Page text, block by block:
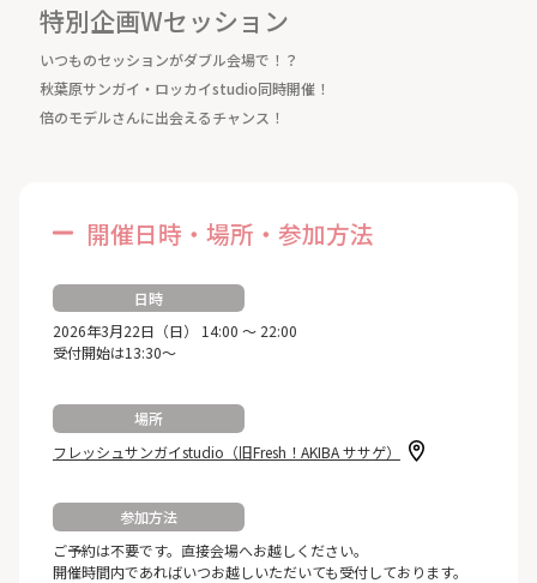
特別企画Wセッション
いつものセッションがダブル会場で！？
秋葉原サンガイ・ロッカイstudio同時開催！
倍のモデルさんに出会えるチャンス！
開催日時・場所・参加方法
日時
2026年3月22日（日） 14:00 ～ 22:00
受付開始は13:30～
場所
フレッシュサンガイstudio（旧Fresh！AKIBA ササゲ）
参加方法
ご予約は不要です。直接会場へお越しください。
開催時間内であればいつお越しいただいても受付しております。